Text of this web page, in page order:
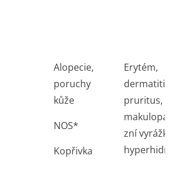
Alopecie,
poruchy
kůže
NOS*
Kopřivka
Erytém,
pruritus,
zní